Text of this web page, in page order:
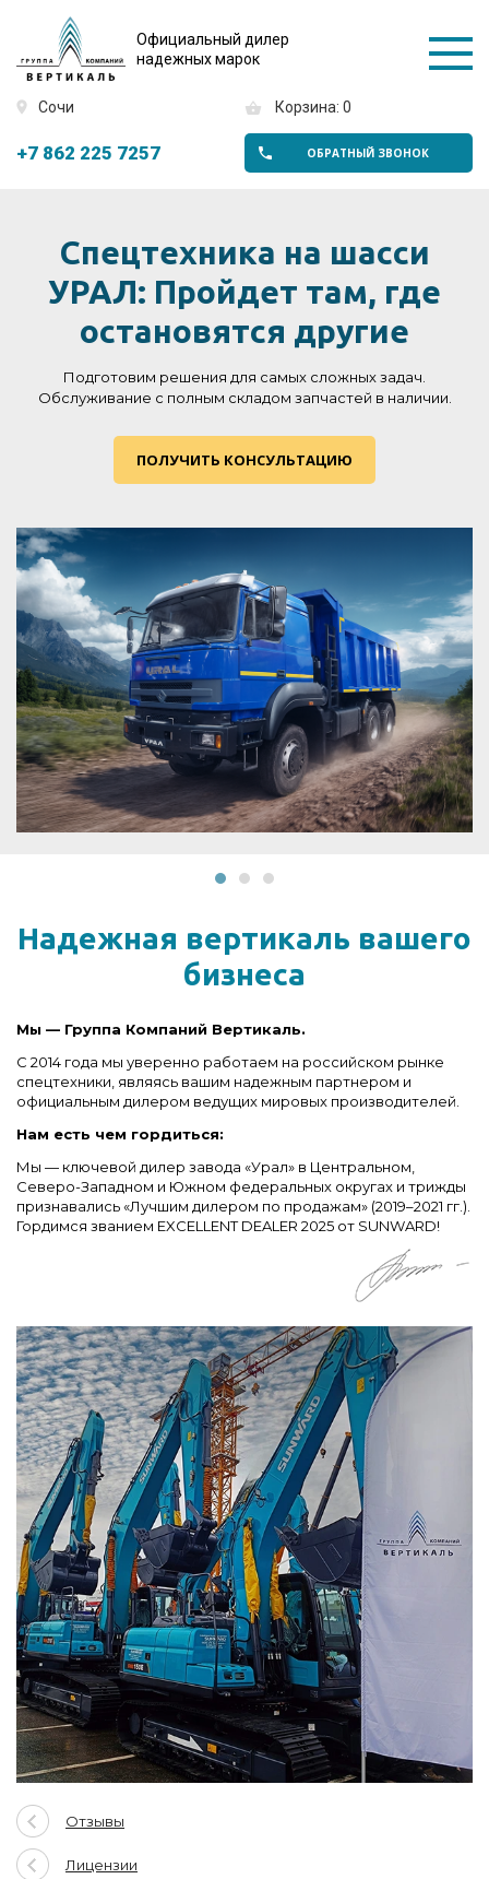
Официальный дилер
надежных марок
Сочи Корзина: 0
+7 862 225 7257 ОБРАТНЫЙ ЗВОНОК
Спецтехника на шасси
УРАЛ: Пройдет там, где
остановятся другие
Подготовим решения для самых сложных задач.
Обслуживание с полным складом запчастей в наличии.
ПОЛУЧИТЬ КОНСУЛЬТАЦИЮ
Надежная вертикаль вашего
бизнеса
Мы — Группа Компаний Вертикаль.
С 2014 года мы уверенно работаем на российском рынке
спецтехники, являясь вашим надежным партнером и
официальным дилером ведущих мировых производителей.
Нам есть чем гордиться:
Мы — ключевой дилер завода «Урал» в Центральном,
Северо-Западном и Южном федеральных округах и трижды
признавались «Лучшим дилером по продажам» (2019–2021 гг.).
Гордимся званием EXCELLENT DEALER 2025 от SUNWARD!
Отзывы
Лицензии